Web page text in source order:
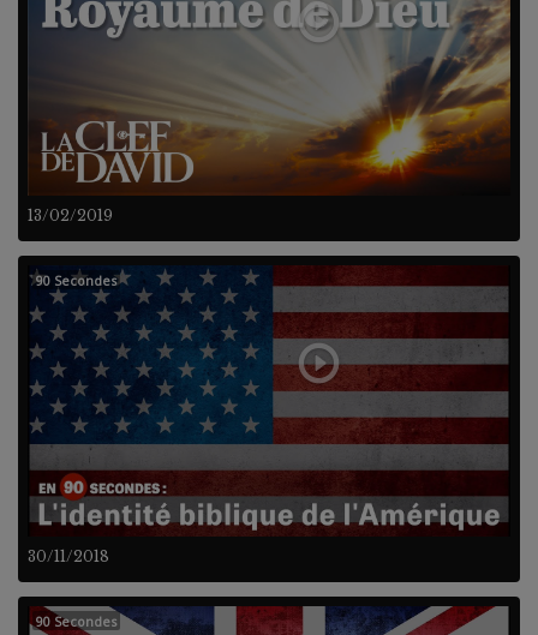
13/02/2019
30/11/2018
90 Secondes
90 Secondes